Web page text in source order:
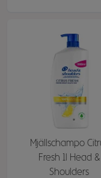
Mjällschampo
Fresh 1l Head &
Shoulders